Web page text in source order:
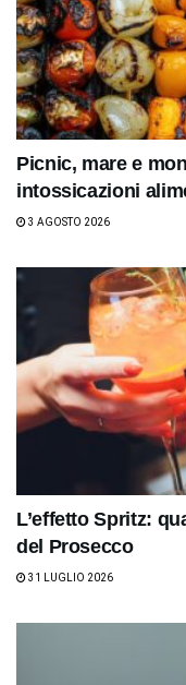
Picnic, mare e
intossicazioni
3 AGOSTO 2026
L’effetto Spritz:
del Prosecco
31 LUGLIO 2026